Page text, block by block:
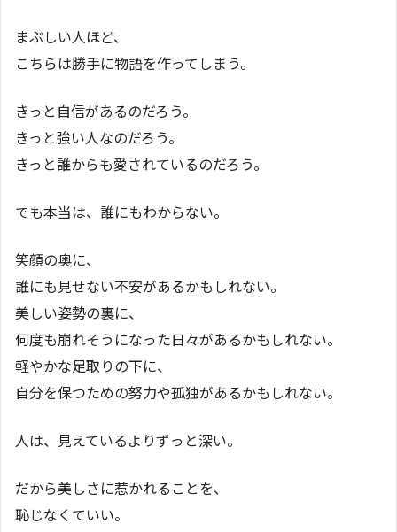
まぶしい人ほど、
こちらは勝手に物語を作ってしまう。
きっと自信があるのだろう。
きっと強い人なのだろう。
きっと誰からも愛されているのだろう。
でも本当は、誰にもわからない。
笑顔の奥に、
誰にも見せない不安があるかもしれない。
美しい姿勢の裏に、
何度も崩れそうになった日々があるかもしれない。
軽やかな足取りの下に、
自分を保つための努力や孤独があるかもしれない。
人は、見えているよりずっと深い。
だから美しさに惹かれることを、
恥じなくていい。